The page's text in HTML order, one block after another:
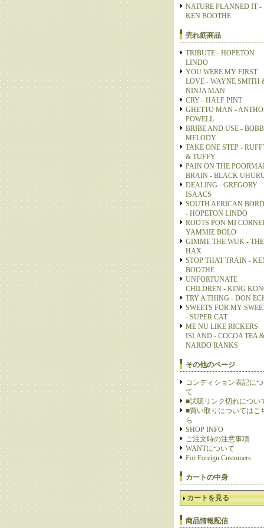
NATURE PLANNED IT -
KEN BOOTHE
売れ筋商品
TRIBUTE - HOPETON
LINDO
YOU WERE MY FIRST
LOVE - WAYNE SMITH
NINJA MAN
CRY - HALF PINT
GHETTO MAN -
POWELL
BRIBE AND USE -
MELODY
TAKE ONE STEP -
& TUFFY
PAIN ON THE
BRAIN - BLACK
DEALING - GREGORY
ISAACS
SOUTH AFRICAN
- HOPETON LINDO
ROOTS PON MI
YAMMIE BOLO
GIMME THE WUK - THE
HAX
STOP THAT TRAIN -
BOOTHE
UNFORTUNATE
CHILDREN - KING
TRY A THING - DON
SWEETS FOR MY
- SUPER CAT
ME NU LIKE RICKERS
ISLAND - COCOA TEA &
NARDO RANKS
その他のページ
コンディション表記に
て
■試聴リンク切れについ
■買い取りについてはこ
ら
SHOP INFO
ご注文時の注意事項
WANTについて
For Foreign Customers
カートの中身
カートを見る
商品情報配信